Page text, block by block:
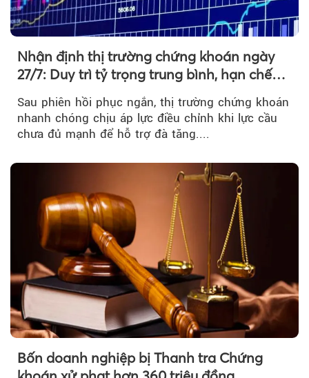
Nhận định thị trường chứng khoán ngày
27/7: Duy trì tỷ trọng trung bình, hạn chế
Sau phiên hồi phục ngắn, thị trường chứng khoán
nhanh chóng chịu áp lực điều chỉnh khi lực cầu
chưa đủ mạnh để hỗ trợ đà tăng....
Bốn doanh nghiệp bị Thanh tra Chứng